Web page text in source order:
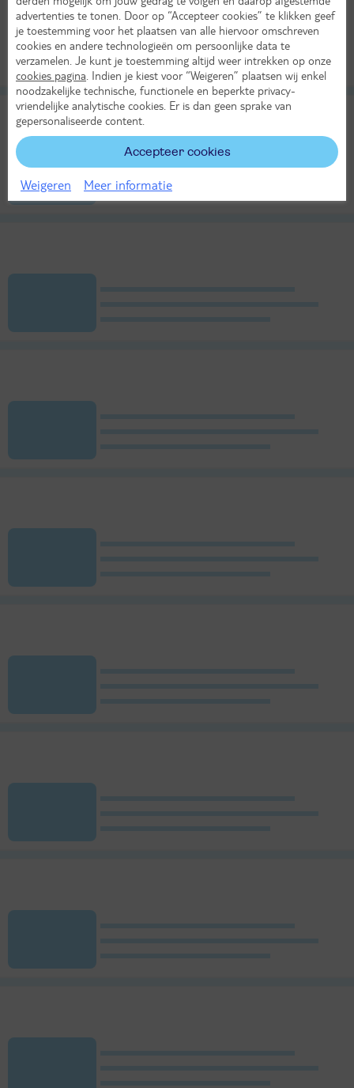
advertenties te tonen. Door op “Accepteer cookies” te klikken geef
je toestemming voor het plaatsen van alle hiervoor omschreven
cookies en andere technologieën om persoonlijke data te
verzamelen. Je kunt je toestemming altijd weer intrekken op onze
cookies pagina . Indien je kiest voor “Weigeren” plaatsen wij enkel
noodzakelijke technische, functionele en beperkte privacy-
vriendelijke analytische cookies. Er is dan geen sprake van
gepersonaliseerde content.
Accepteer cookies
Weigeren Meer informatie